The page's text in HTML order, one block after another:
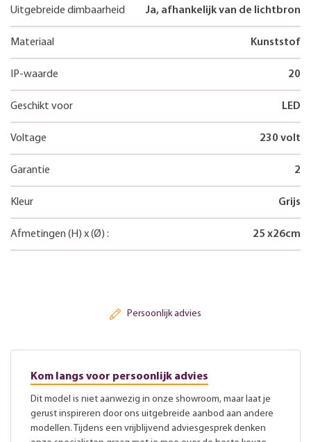
Uitgebreide dimbaarheid Ja, afhankelijk van de lichtbron
Materiaal Kunststof
IP-waarde 20
Geschikt voor LED
Voltage 230 volt
Garantie 2
Kleur Grijs
Afmetingen (H) x(Ø) : 25 x26cm
Persoonlijk advies
Kom langs voor persoonlijk advies
Dit model is niet aanwezig in onze showroom, maar laat je
gerust inspireren door ons uitgebreide aanbod aan andere
modellen. Tijdens een vrijblijvend adviesgesprek denken